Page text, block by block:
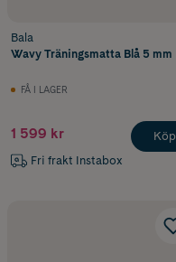
Bala
Wavy Träningsmatta Blå 5 mm
FÅ I LAGER
1 599 kr
Fri frakt Instabox
Köp